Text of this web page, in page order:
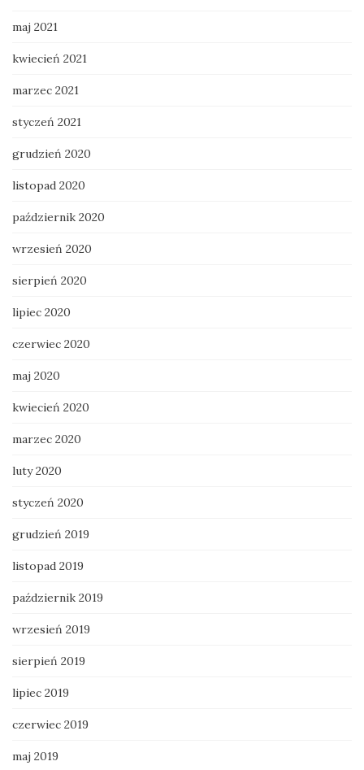
maj 2021
kwiecień 2021
marzec 2021
styczeń 2021
grudzień 2020
listopad 2020
październik 2020
wrzesień 2020
sierpień 2020
lipiec 2020
czerwiec 2020
maj 2020
kwiecień 2020
marzec 2020
luty 2020
styczeń 2020
grudzień 2019
listopad 2019
październik 2019
wrzesień 2019
sierpień 2019
lipiec 2019
czerwiec 2019
maj 2019